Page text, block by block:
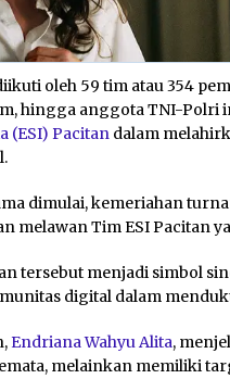
oleh 59 tim atau 354
hingga anggota TNI-Polri
(ESI) Pacitan dalam
dimulai, kemeriahan
melawan Tim ESI Pacitan
tersebut menjadi simbol
digital dalam
Endriana Wahyu Alita,
melainkan memiliki